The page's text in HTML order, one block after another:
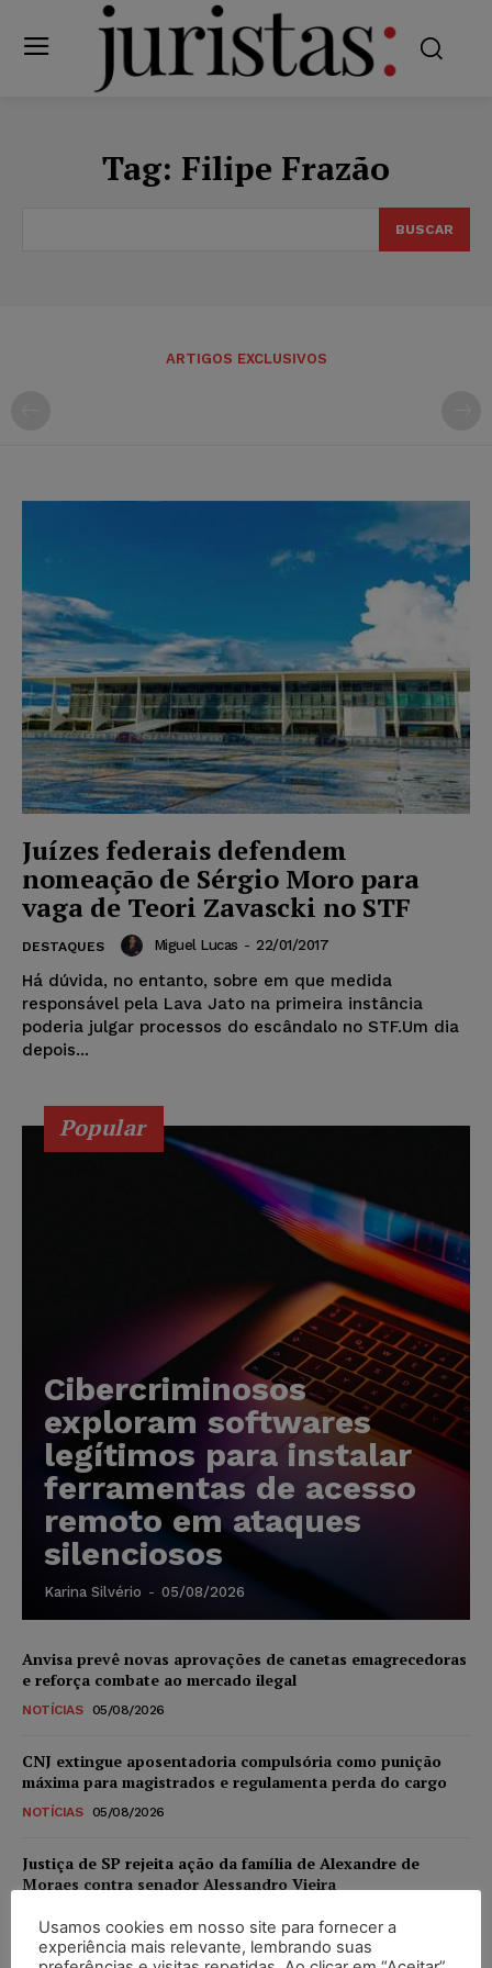
Tag: Filipe Frazão
BUSCAR
ARTIGOS EXCLUSIVOS
Juízes federais defendem
nomeação de Sérgio Moro para
vaga de Teori Zavascki no STF
DESTAQUES Miguel Lucas - 22/01/2017
Há dúvida, no entanto, sobre em que medida
responsável pela Lava Jato na primeira instância
poderia julgar processos do escândalo no STF.Um dia
depois...
Popular
Cibercriminosos
exploram softwares
legítimos para instalar
ferramentas de acesso
remoto em ataques
silenciosos
Karina Silvério - 05/08/2026
Anvisa prevê novas aprovações de canetas emagrecedoras
e reforça combate ao mercado ilegal
NOTÍCIAS 05/08/2026
CNJ extingue aposentadoria compulsória como punição
máxima para magistrados e regulamenta perda do cargo
NOTÍCIAS 05/08/2026
Justiça de SP rejeita ação da família de Alexandre de
Moraes contra senador Alessandro Vieira
Usamos cookies em nosso site para fornecer a
experiência mais relevante, lembrando suas